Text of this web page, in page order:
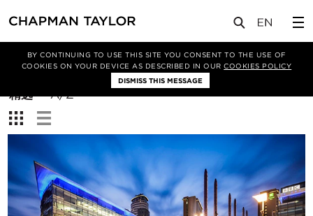
BY CONTINUING TO USE THIS SITE YOU CONSENT TO THE USE OF
COOKIES ON YOUR DEVICE AS DESCRIBED IN OURCOOKIES POLICY
DISMISS THIS MESSAGE
筛选条件
排
序
方
式：
精选
A/Z
查
看：